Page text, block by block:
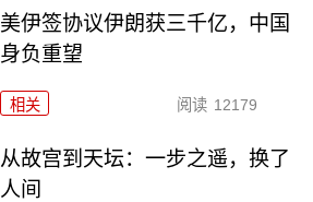
美伊签协议伊朗获三千亿，中国
身负重望
相关 阅读 12179
从故宫到天坛：一步之遥，换了
人间